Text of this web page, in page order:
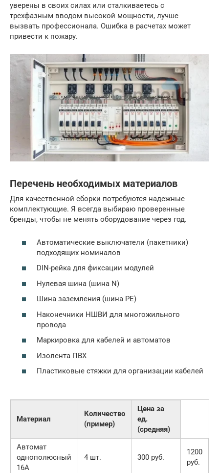
уверены в своих силах или сталкиваетесь с
трехфазным вводом высокой мощности, лучше
вызвать профессионала. Ошибка в расчетах может
привести к пожару.
Перечень необходимых материалов
Для качественной сборки потребуются надежные
комплектующие. Я всегда выбираю проверенные
бренды, чтобы не менять оборудование через год.
Автоматические выключатели (пакетники)
подходящих номиналов
DIN-рейка для фиксации модулей
Нулевая шина (шина N)
Шина заземления (шина PE)
Наконечники НШВИ для многожильного
провода
Маркировка для кабелей и автоматов
Изолента ПВХ
Пластиковые стяжки для организации кабелей
Материал
Количество
(пример)
Цена за
ед.
(средняя)
Автомат
однополюсный
16А
4 шт. 300 руб.
1200
руб.